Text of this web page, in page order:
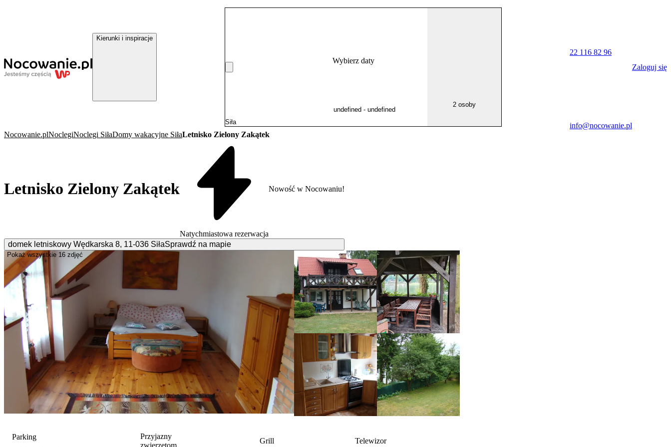
Kierunki i inspiracje
Wybierz daty
2 osoby
22 116 82 96
info@nocowanie.pl
Zaloguj się
Nocowanie.plNoclegiNoclegi SiłaDomy wakacyjne SiłaLetnisko Zielony Zakątek
Letnisko Zielony Zakątek
Natychmiastowa rezerwacja
Nowość w Nocowaniu!
domek letniskowy Wędkarska 8, 11-036 SiłaSprawdź na mapie
Pokaż wszystkie 16 zdjęć
Parking
Przyjazny
zwierzętom
Grill Telewizor